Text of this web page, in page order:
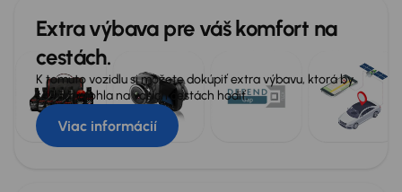
Extra výbava pre váš komfort na
cestách.
K tomuto vozidlu si môžete dokúpiť extra výbavu, ktorá by
sa vám mohla na vašich cestách hodiť.
Viac informácií